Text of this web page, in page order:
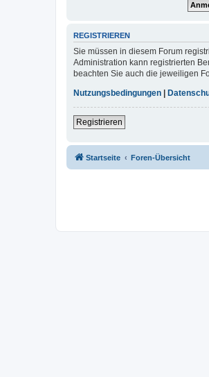
REGISTRIEREN
Sie müssen in diesem Forum
Administration kann registrierten
beachten Sie auch die jeweiligen
Nutzungsbedingungen
Registrieren
Startseite Foren-Übersicht